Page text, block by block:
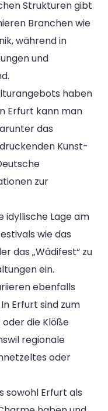
Strukturen gibt
Branchen wie
während in
und
haben
Erfurt kann man
das
Kunst-
zur
idyllische Lage am
wie das
das „Wädifest“ zu
ein.
ebenfalls
Erfurt sind zum
die Klöße
regionale
oder
sowohl Erfurt als